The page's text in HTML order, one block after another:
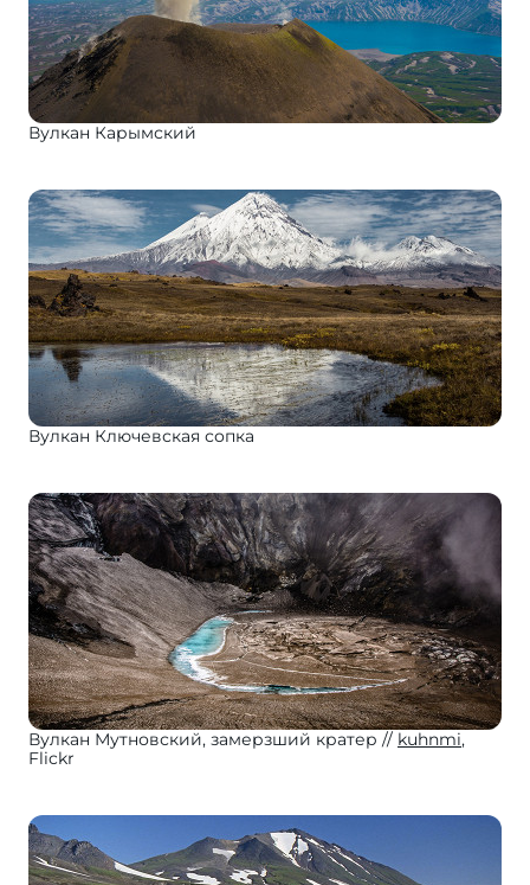
Вулкан Карымский
Вулкан Ключевская сопка
Вулкан Мутновский, замерзший кратер kuhnmi,
Flickr